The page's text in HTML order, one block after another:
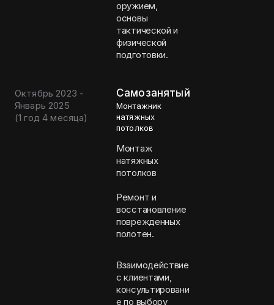
оружием,
основы
тактической и
физической
подготовки.
Октябрь 2023 -
Январь 2025
(1 год 4 месяца)
Самозанятый
Монтажник
натяжных
потолков
Монтаж
натяжных
потолков
Ремонт и
восстановление
поврежденных
полотен.
Взаимодействие
с клиентами,
консультировани
е по выбору